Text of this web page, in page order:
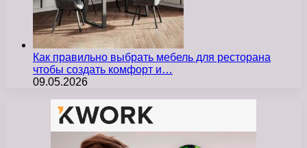
Как правильно выбрать мебель для ресторана
чтобы создать комфорт и…
09.05.2026